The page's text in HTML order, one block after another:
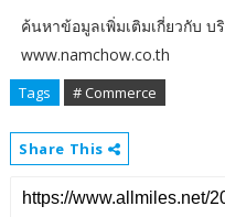
ค้นหาข้อมูลเพิ่มเติมเกี่ยวกับ บ
www.namchow.co.th
Tags # Commerce
Share This